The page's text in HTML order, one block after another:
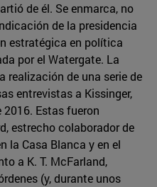
de él. Se enmarca, no
de la presidencia
estratégica en política
por el Watergate. La
realización de una serie de
entrevistas a Kissinger,
Estas fueron
estrecho colaborador de
la Casa Blanca y en el
a K. T. McFarland,
(y, durante unos